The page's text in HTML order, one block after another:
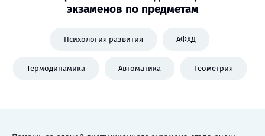
экзаменов по предметам
Психология развития АФХД
Термодинамика Автоматика Геометрия